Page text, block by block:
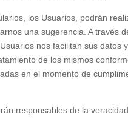
los Usuarios, podrán
una sugerencia. A través
nos facilitan sus datos y
de los mismos
en el momento de
responsables de la